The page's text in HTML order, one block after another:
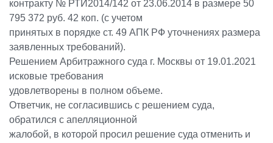
контракту № РТИ2014/142 от 23.06.2014 в размере 50
795 372 руб. 42 коп. (с учетом
принятых в порядке ст. 49 АПК РФ уточнениях размера
заявленных требований).
Решением Арбитражного суда г. Москвы от 19.01.2021
исковые требования
удовлетворены в полном объеме.
Ответчик, не согласившись с решением суда,
обратился с апелляционной
жалобой, в которой просил решение суда отменить и